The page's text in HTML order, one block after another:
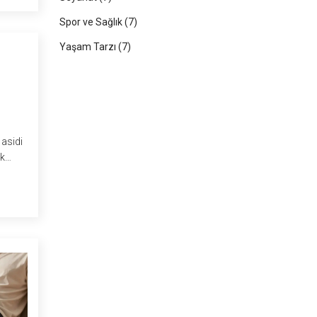
asidi
Spor ve Sağlık(7)
Yaşam Tarzı (7)